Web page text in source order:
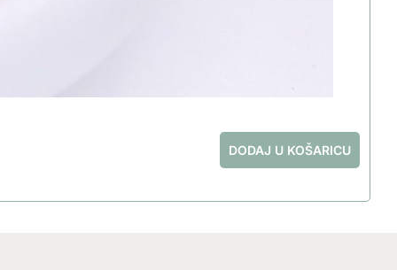
DODAJ U KOŠARICU